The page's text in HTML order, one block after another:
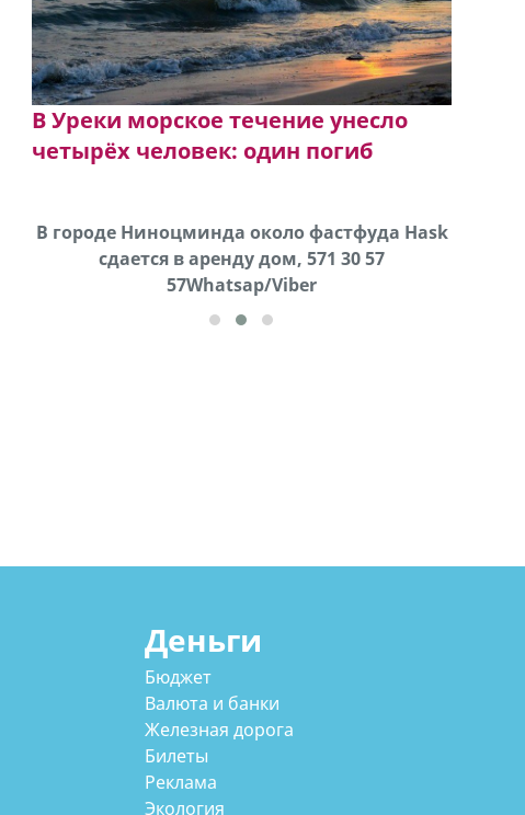
В Уреки морское течение унесло
четырёх человек: один погиб
В городе Ниноцминда около фастфуда Hask
cдается в аренду дом, 571 30 57
57Whatsap/Viber
Продается машина марки Prado,571 30 57
57Whatsap/Viber
Деньги
Бюджет
Валюта и банки
Железная дорога
Билеты
Реклама
Экология